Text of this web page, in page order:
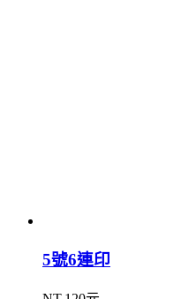
5號6連印